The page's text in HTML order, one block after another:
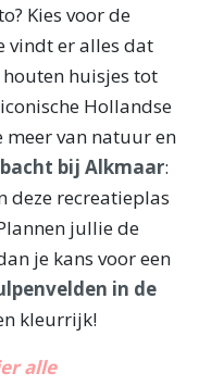
Kies voor de
vindt er alles dat
huisjes tot
Hollandse
van natuur en
bij Alkmaar:
deze recreatieplas
jullie de
je kans voor een
in de
kleurrijk!
alle